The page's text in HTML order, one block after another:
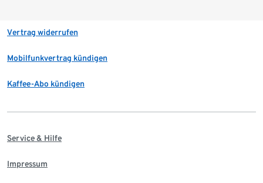
Vertrag widerrufen
Mobilfunkvertrag kündigen
Kaffee-Abo kündigen
Service & Hilfe
Impressum